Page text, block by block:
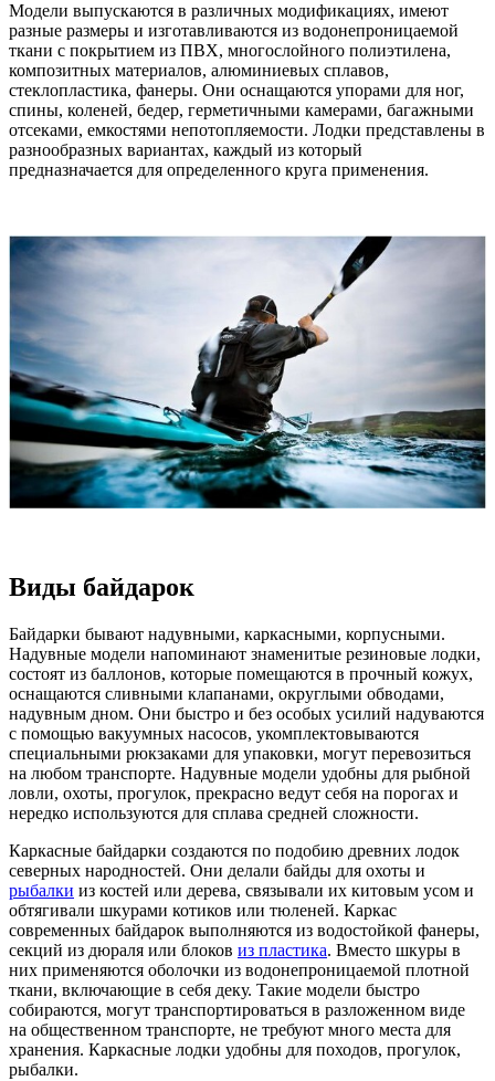
Модели выпускаются в различных модификациях, имеют
разные размеры и изготавливаются из водонепроницаемой
ткани с покрытием из ПВХ, многослойного полиэтилена,
композитных материалов, алюминиевых сплавов,
стеклопластика, фанеры. Они оснащаются упорами для ног,
спины, коленей, бедер, герметичными камерами, багажными
отсеками, емкостями непотопляемости. Лодки представлены в
разнообразных вариантах, каждый из который
предназначается для определенного круга применения.
Виды байдарок
Байдарки бывают надувными, каркасными, корпусными.
Надувные модели напоминают знаменитые резиновые лодки,
состоят из баллонов, которые помещаются в прочный кожух,
оснащаются сливными клапанами, округлыми обводами,
надувным дном. Они быстро и без особых усилий надуваются
с помощью вакуумных насосов, укомплектовываются
специальными рюкзаками для упаковки, могут перевозиться
на любом транспорте. Надувные модели удобны для рыбной
ловли, охоты, прогулок, прекрасно ведут себя на порогах и
нередко используются для сплава средней сложности.
Каркасные байдарки создаются по подобию древних лодок
северных народностей. Они делали байды для охоты и
рыбалки из костей или дерева, связывали их китовым усом и
обтягивали шкурами котиков или тюленей. Каркас
современных байдарок выполняются из водостойкой фанеры,
секций из дюраля или блоков из пластика. Вместо шкуры в
них применяются оболочки из водонепроницаемой плотной
ткани, включающие в себя деку. Такие модели быстро
собираются, могут транспортироваться в разложенном виде
на общественном транспорте, не требуют много места для
хранения. Каркасные лодки удобны для походов, прогулок,
рыбалки.